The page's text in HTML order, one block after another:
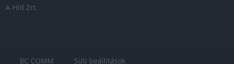
A-Híd Zrt.
BC COMM Süti beállítások